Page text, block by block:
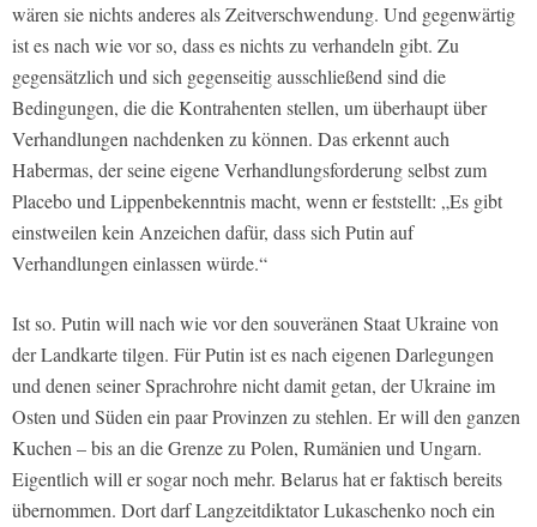
wären sie nichts anderes als Zeitverschwendung. Und gegenwärtig
ist es nach wie vor so, dass es nichts zu verhandeln gibt. Zu
gegensätzlich und sich gegenseitig ausschließend sind die
Bedingungen, die die Kontrahenten stellen, um überhaupt über
Verhandlungen nachdenken zu können. Das erkennt auch
Habermas, der seine eigene Verhandlungsforderung selbst zum
Placebo und Lippenbekenntnis macht, wenn er feststellt: „Es gibt
einstweilen kein Anzeichen dafür, dass sich Putin auf
Verhandlungen einlassen würde.“
Ist so. Putin will nach wie vor den souveränen Staat Ukraine von
der Landkarte tilgen. Für Putin ist es nach eigenen Darlegungen
und denen seiner Sprachrohre nicht damit getan, der Ukraine im
Osten und Süden ein paar Provinzen zu stehlen. Er will den ganzen
Kuchen – bis an die Grenze zu Polen, Rumänien und Ungarn.
Eigentlich will er sogar noch mehr. Belarus hat er faktisch bereits
übernommen. Dort darf Langzeitdiktator Lukaschenko noch ein